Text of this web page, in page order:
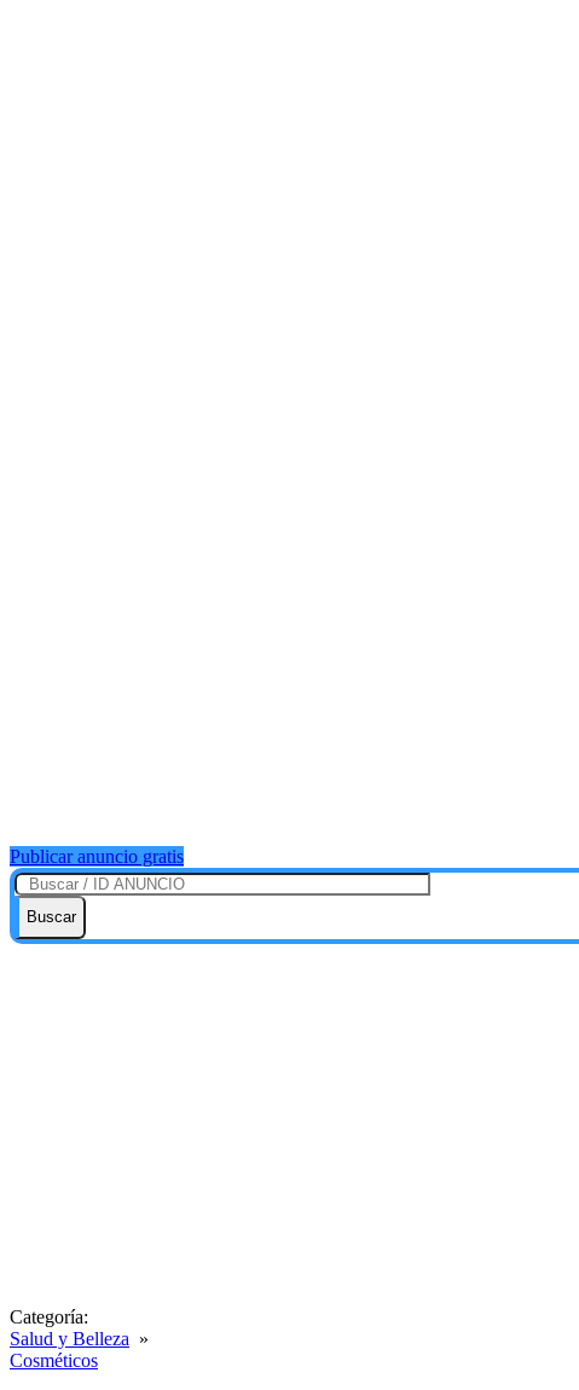
Publicar anuncio gratis
Buscar
Categoría:
Salud y Belleza »
Cosméticos